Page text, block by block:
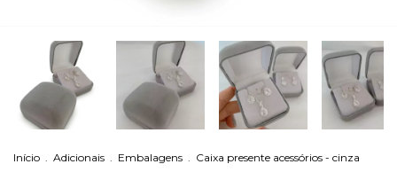
Início . Adicionais . Embalagens . Caixa presente acessórios - cinza